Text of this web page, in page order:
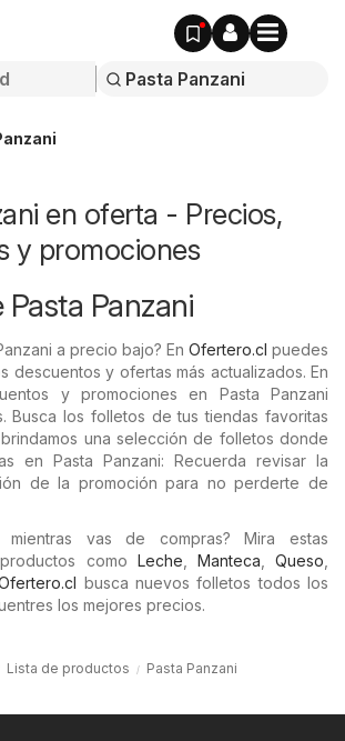
en oferta - Precios,
y promociones
Panzani
a precio bajo? En Ofertero.cl puedes
descuentos y ofertas más actualizados. En
y promociones en Pasta Panzani
Busca los folletos de tus tiendas favoritas
una selección de folletos donde
en Pasta Panzani: Recuerda revisar la
de la promoción para no perderte de
mientras vas de compras? Mira estas
como Leche Manteca ,Queso
busca nuevos folletos todos los
los mejores precios.
Lista de productos Pasta Panzani